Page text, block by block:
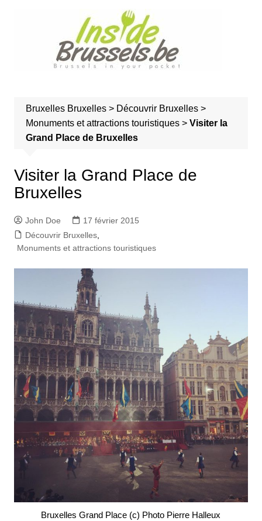
Bruxelles Bruxelles> Découvrir Bruxelles>
Monuments et attractions touristiques> Visiter la
Grand Place de Bruxelles
Visiter la Grand Place de
Bruxelles
John Doe
17 février 2015
Découvrir Bruxelles,
Monuments et attractions touristiques
Bruxelles Grand Place (c) Photo Pierre Halleux